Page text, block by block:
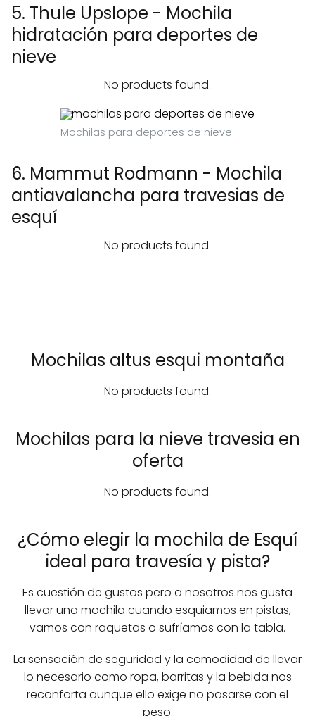
5. Thule Upslope - Mochila
hidratación para deportes de
nieve
No products found.
Mochilas para deportes de nieve
6. Mammut Rodmann - Mochila
antiavalancha para travesias de
esquí
No products found.
Mochilas altus esqui montaña
No products found.
Mochilas para la nieve travesia en
oferta
No products found.
¿Cómo elegir la mochila de Esquí
ideal para travesía y pista?
Es cuestión de gustos pero a nosotros nos gusta
llevar una mochila cuando esquiamos en pistas,
vamos con raquetas o sufríamos con la tabla.
La sensación de seguridad y la comodidad de llevar
lo necesario como ropa, barritas y la bebida nos
reconforta aunque ello exige no pasarse con el
peso.